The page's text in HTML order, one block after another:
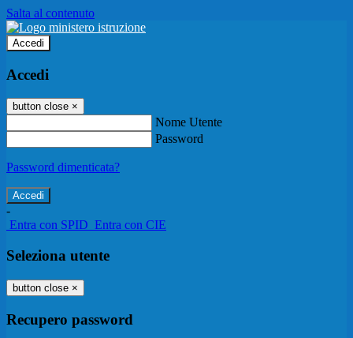
Salta al contenuto
Accedi
Accedi
button close ×
Nome Utente
Password
Password dimenticata?
-
Entra con SPID Entra con CIE
Seleziona utente
button close ×
Recupero password